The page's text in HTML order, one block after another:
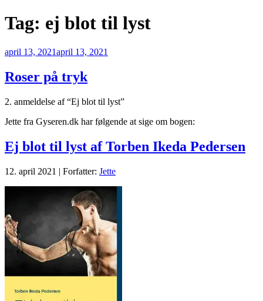
Tag: ej blot til lyst
Udgivet
april 13, 2021april 13, 2021
Roser på tryk
2. anmeldelse af “Ej blot til lyst”
Jette fra Gyseren.dk har følgende at sige om bogen:
Ej blot til lyst af Torben Ikeda Pedersen
12. april 2021 | Forfatter: Jette